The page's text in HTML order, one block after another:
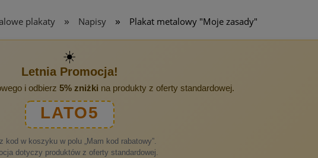
plakaty » Napisy » Plakat metalowy "Moje zasady"
☀️
Letnia Promocja!
i odbierz 5% zniżki na produkty z oferty standardowej.
LATO5
kod w koszyku w polu „Mam kod rabatowy”.
dotyczy produktów z oferty standardowej.